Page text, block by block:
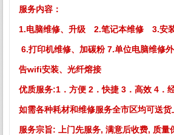
服务内容：
1.电脑维修、升级 2.笔记本维修 3.安
6.打印机维修、加碳粉 7.单位电脑维修
告wifi安装、光纤熔接
优质服务:1．方便 2．快捷 3．高效 4．
如需各种耗材和维修服务全市区均可送货
服务宗旨: 上门先服务, 满意后收费, 质量